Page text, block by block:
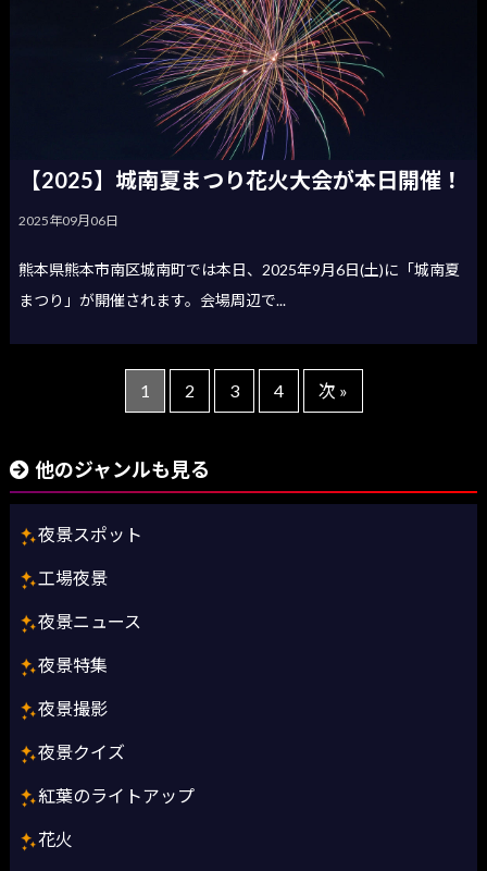
【2025】城南夏まつり花火大会が本日開催！
2025年09月06日
熊本県熊本市南区城南町では本日、2025年9月6日(土)に「城南夏
まつり」が開催されます。会場周辺で...
1 2 3 4 次 »
他のジャンルも見る
夜景スポット
工場夜景
夜景ニュース
夜景特集
夜景撮影
夜景クイズ
紅葉のライトアップ
花火